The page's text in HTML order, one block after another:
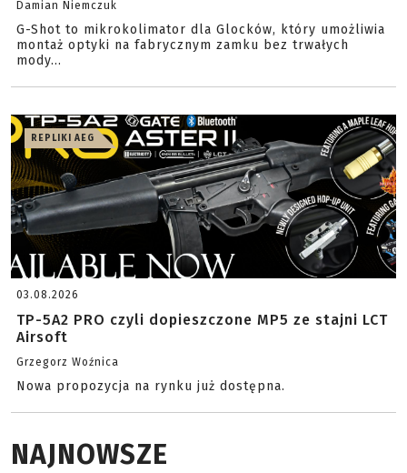
Damian Niemczuk
G-Shot to mikrokolimator dla Glocków, który umożliwia
montaż optyki na fabrycznym zamku bez trwałych
mody...
REPLIKI AEG
03.08.2026
TP-5A2 PRO czyli dopieszczone MP5 ze stajni LCT
Airsoft
Grzegorz Woźnica
Nowa propozycja na rynku już dostępna.
NAJNOWSZE